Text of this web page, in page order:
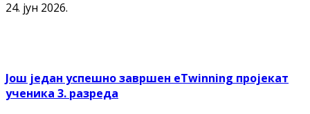
24. јун 2026.
Још један успешно завршен еTwinning пројекат
ученика 3. разреда